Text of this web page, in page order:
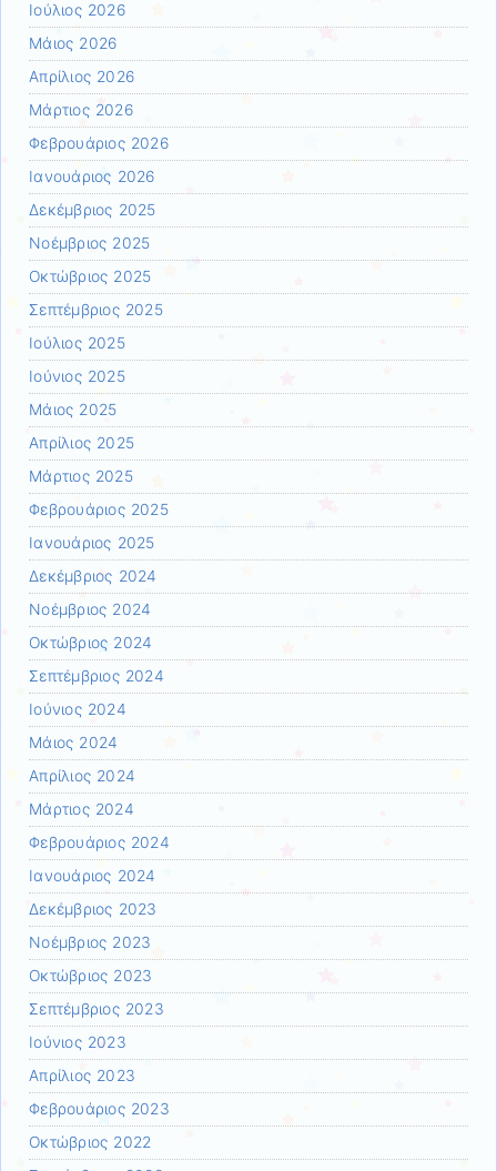
Ιούλιος 2026
Μάιος 2026
Απρίλιος 2026
Μάρτιος 2026
Φεβρουάριος 2026
Ιανουάριος 2026
Δεκέμβριος 2025
Νοέμβριος 2025
Οκτώβριος 2025
Σεπτέμβριος 2025
Ιούλιος 2025
Ιούνιος 2025
Μάιος 2025
Απρίλιος 2025
Μάρτιος 2025
Φεβρουάριος 2025
Ιανουάριος 2025
Δεκέμβριος 2024
Νοέμβριος 2024
Οκτώβριος 2024
Σεπτέμβριος 2024
Ιούνιος 2024
Μάιος 2024
Απρίλιος 2024
Μάρτιος 2024
Φεβρουάριος 2024
Ιανουάριος 2024
Δεκέμβριος 2023
Νοέμβριος 2023
Οκτώβριος 2023
Σεπτέμβριος 2023
Ιούνιος 2023
Απρίλιος 2023
Φεβρουάριος 2023
Οκτώβριος 2022